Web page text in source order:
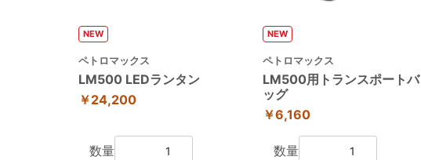
NEW
ペトロマックス
LM500 LEDランタン
￥24,200
数量
NEW
ペトロマックス
LM500用トランスポートバ
ッグ
￥6,160
数量